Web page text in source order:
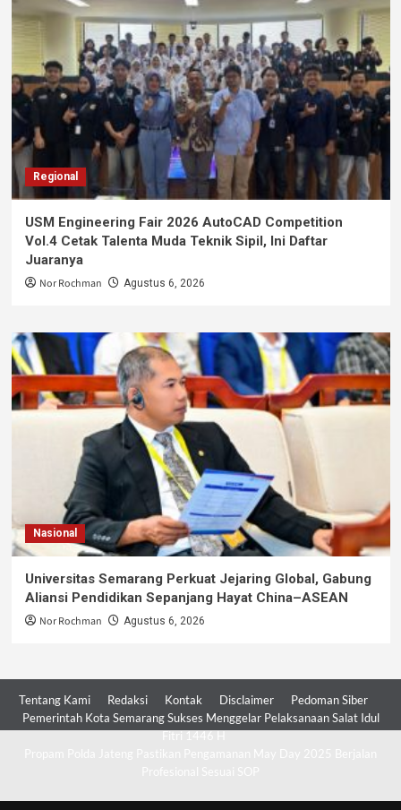
Regional
USM Engineering Fair 2026 AutoCAD Competition
Vol.4 Cetak Talenta Muda Teknik Sipil, Ini Daftar
Juaranya
Nor Rochman Agustus 6, 2026
Nasional
Universitas Semarang Perkuat Jejaring Global, Gabung
Aliansi Pendidikan Sepanjang Hayat China–ASEAN
Nor Rochman Agustus 6, 2026
Tentang Kami Redaksi Kontak Disclaimer
Pedoman Siber
Pemerintah Kota Semarang Sukses Menggelar Pelaksanaan Salat Idul